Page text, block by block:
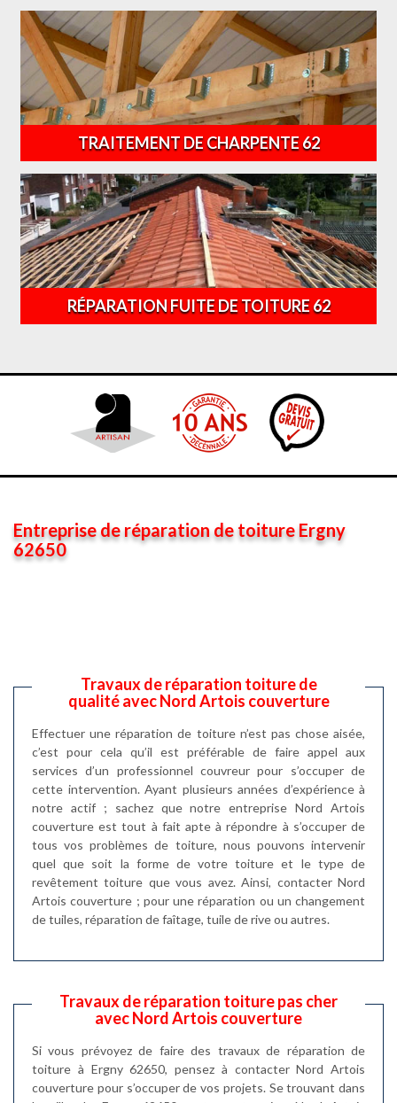
TRAITEMENT DE CHARPENTE 62
RÉPARATION FUITE DE TOITURE 62
Entreprise de réparation de toiture Ergny
62650
Travaux de réparation toiture de
qualité avec Nord Artois couverture
Effectuer une réparation de toiture n’est pas chose aisée,
c’est pour cela qu’il est préférable de faire appel aux
services d’un professionnel couvreur pour s’occuper de
cette intervention. Ayant plusieurs années d’expérience à
notre actif ; sachez que notre entreprise Nord Artois
couverture est tout à fait apte à répondre à s’occuper de
tous vos problèmes de toiture, nous pouvons intervenir
quel que soit la forme de votre toiture et le type de
revêtement toiture que vous avez. Ainsi, contacter Nord
Artois couverture ; pour une réparation ou un changement
de tuiles, réparation de faîtage, tuile de rive ou autres.
Travaux de réparation toiture pas cher
avec Nord Artois couverture
Si vous prévoyez de faire des travaux de réparation de
toiture à Ergny 62650, pensez à contacter Nord Artois
couverture pour s’occuper de vos projets. Se trouvant dans